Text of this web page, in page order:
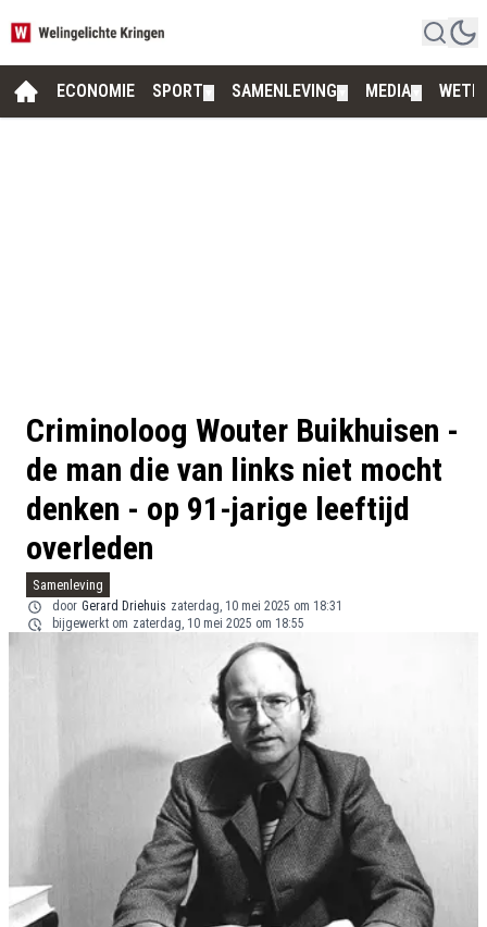
ECONOMIE SPORT SAMENLEVING MEDIA
Criminoloog Wouter Buikhuisen -
de man die van links niet mocht
denken - op 91-jarige leeftijd
overleden
Samenleving
door Gerard Driehuis zaterdag, 10 mei 2025 om 18:31
bijgewerkt om zaterdag, 10 mei 2025 om 18:55